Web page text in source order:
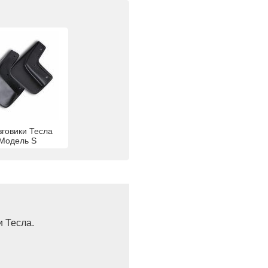
Тесла
S
Тесла.